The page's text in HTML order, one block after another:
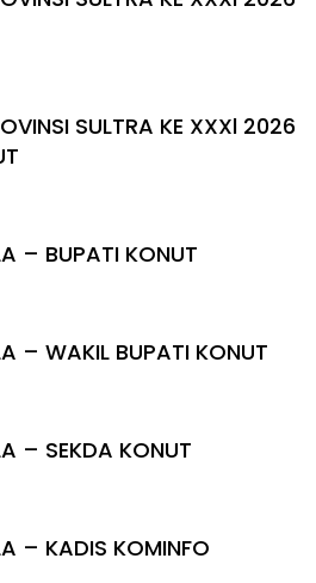
SULTRA KE XXXl 2026
– BUPATI KONUT
– WAKIL BUPATI KONUT
– SEKDA KONUT
– KADIS KOMINFO